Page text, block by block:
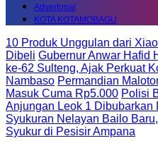
Advertorial
KOTA KOTAMOBAGU
10 Produk Unggulan dari
Dibeli Gubernur Anwar Hafid
ke-62 Sulteng, Ajak Perkuat
Nambaso Permandian
Masuk Cuma Rp5.000 Polisi
Anjungan Leok 1 Dibubarkan
Syukuran Nelayan Bailo
Syukur di Pesisir Ampana